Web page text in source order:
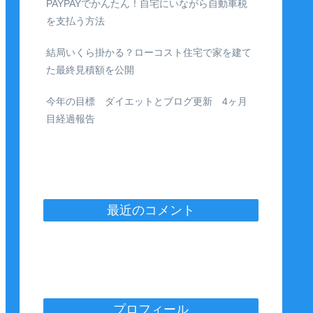
PAYPAYでかんたん！自宅にいながら自動車税
を支払う方法
結局いくら掛かる？ローコスト住宅で家を建て
た最終見積額を公開
今年の目標 ダイエットとブログ更新 4ヶ月
目経過報告
最近のコメント
プロフィール